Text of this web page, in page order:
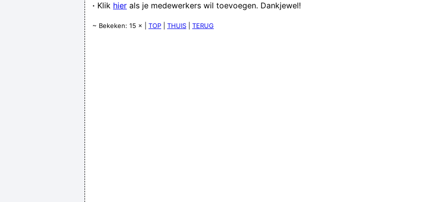
· Klik hier als je medewerkers wil toevoegen. Dankjewel!
~ Bekeken: 15 × | TOP THUIS TERUG